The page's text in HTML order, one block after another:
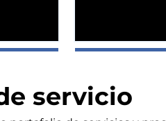
servicio